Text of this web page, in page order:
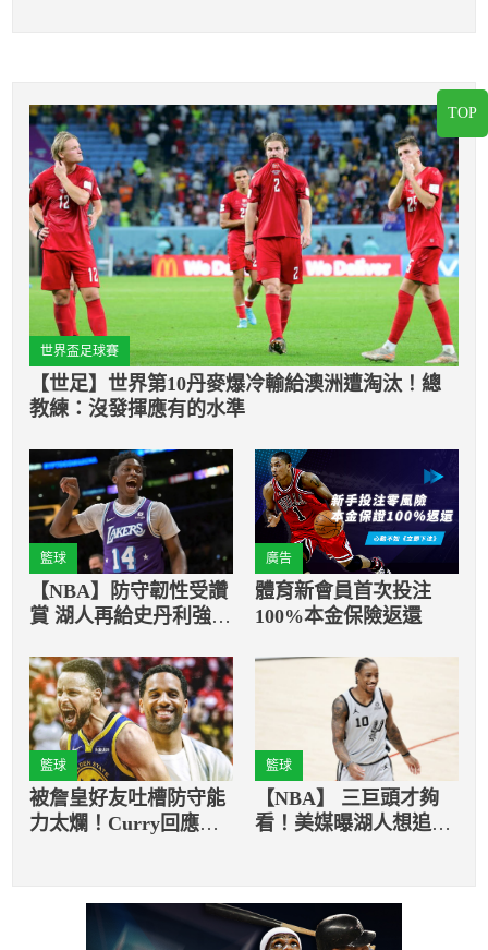
世界盃足球賽
【世足】世界第10丹麥爆冷輸給澳洲遭淘汰！總
教練：沒發揮應有的水準
籃球
【NBA】防守韌性受讚
賞 湖人再給史丹利強生
廣告
體育新會員首次投注
100%本金保險返還
籃球
被詹皇好友吐槽防守能
力太爛！Curry回應：
籃球
【NBA】 三巨頭才夠
看！美媒曝湖人想追求
TOP